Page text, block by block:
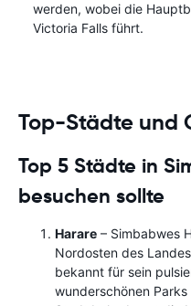
werden, wobei die
Victoria Falls führt.
Top-Städte und
Top 5 Städte in
besuchen sollte
Harare – Simbabwes
Nordosten des
bekannt für sein
wunderschönen